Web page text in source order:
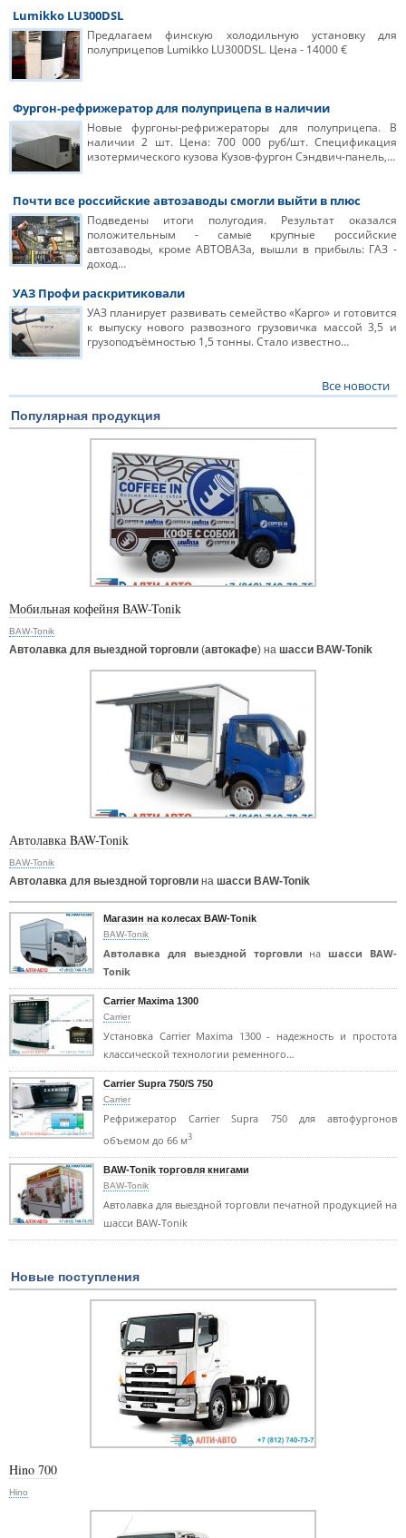
Lumikko LU300DSL
Предлагаем финскую холодильную установку для
полуприцепов Lumikko LU300DSL. Цена - 14000 €
Фургон-рефрижератор для полуприцепа в наличии
Новые фургоны-рефрижераторы для полуприцепа. В
наличии 2 шт. Цена: 700 000 руб/шт. Спецификация
изотермического кузова Кузов-фургон Сэндвич-панель,…
Почти все российские автозаводы смогли выйти в плюс
Подведены итоги полугодия. Результат оказался
положительным - самые крупные российские
автозаводы, кроме АВТОВАЗа, вышли в прибыль: ГАЗ -
доход…
УАЗ Профи раскритиковали
УАЗ планирует развивать семейство «Карго» и готовится
к выпуску нового развозного грузовичка массой 3,5 и
грузоподъёмностью 1,5 тонны. Стало известно…
Все новости
Популярная продукция
Мобильная кофейня BAW-Tonik
BAW-Tonik
Автолавка для выездной торговли (автокафе) на шасси BAW-Tonik
Автолавка BAW-Tonik
BAW-Tonik
Автолавка для выездной торговли на шасси BAW-Tonik
Магазин на колесах BAW-Tonik
BAW-Tonik
Автолавка для выездной торговли на шасси BAW-
Tonik
Carrier Maxima 1300
Carrier
Установка Carrier Maxima 1300 - надежность и простота
классической технологии ременного…
Carrier Supra 750/S 750
Carrier
Рефрижератор Carrier Supra 750 для автофургонов
объемом до 66 м3
BAW-Tonik торговля книгами
BAW-Tonik
Автолавка для выездной торговли печатной продукцией на
шасси BAW-Tonik
Новые поступления
Hino 700
Hino